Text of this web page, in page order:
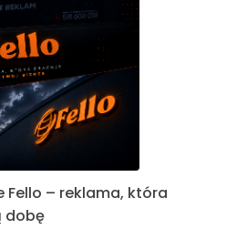
Fello – reklama, która
dobę